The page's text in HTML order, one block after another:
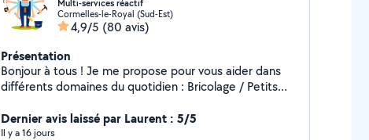
Multi-services réactif
Cormelles-le-Royal (Sud-Est)
4,9/5 (80 avis)
Présentation
Bonjour à tous ! Je me propose pour vous aider dans
différents domaines du quotidien : Bricolage / Petits
Installation d'étagères, tringles, luminaires Petites
réparations et entretien de la maison Travaux divers
Dernier avis laissé par Laurent : 5/5
Il y a 16 jours